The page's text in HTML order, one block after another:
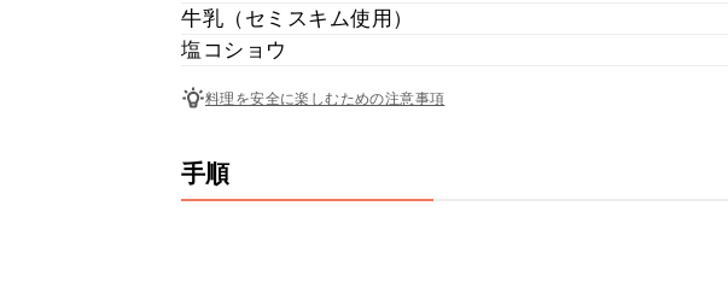
牛乳（セミスキム使用）
塩コショウ
料理を安全に楽しむための注意事項
手順